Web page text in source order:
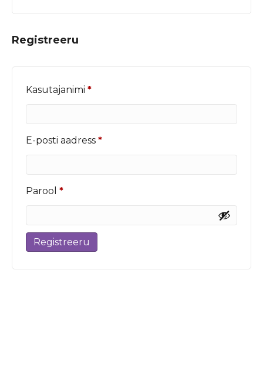
Registreeru
Kasutajanimi *Nõutud
E-posti aadress *Nõutud
Parool *Nõutud
Registreeru